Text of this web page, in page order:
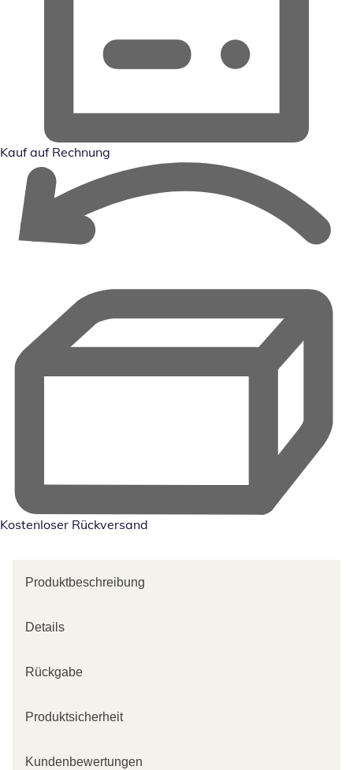
Kauf auf Rechnung
Kostenloser Rückversand
Produktbeschreibung
Details
Rückgabe
Produktsicherheit
Kundenbewertungen